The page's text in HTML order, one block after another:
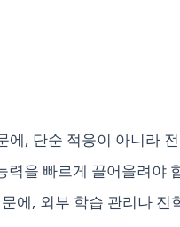
, 단순 적응이 아니라
력을 빠르게 끌어올려야
에, 외부 학습 관리나